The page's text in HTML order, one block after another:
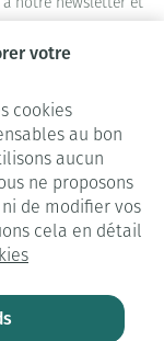
votre
cookies
au bon
aucun
ne proposons
de modifier vos
cela en détail
à notre newsletter et